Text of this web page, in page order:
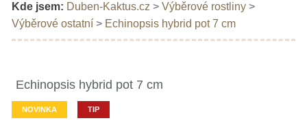
Kde jsem: Duben-Kaktus.cz > Výběrové rostliny >
Výběrové ostatní > Echinopsis hybrid pot 7 cm
Echinopsis hybrid pot 7 cm
NOVINKA TIP